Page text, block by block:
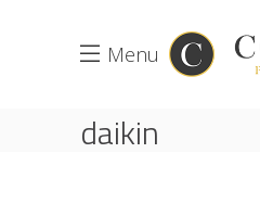
Menu
daikin